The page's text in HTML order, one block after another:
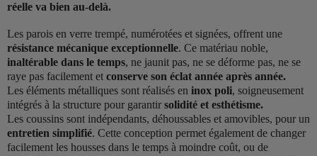
réelle va bien au-delà.
Les parois en verre trempé, numérotées et signées, offrent une
résistance mécanique exceptionnelle. Ce matériau noble,
inaltérable dans le temps, ne jaunit pas, ne se déforme pas, ne se
raye pas facilement et conserve son éclat année après année.
Les éléments métalliques sont réalisés en inox poli, soigneusement
intégrés à la structure pour garantir solidité et esthétisme.
Les coussins sont indépendants, déhoussables et amovibles, pour un
entretien simplifié. Cette conception permet également de changer
facilement les housses dans le temps à moindre coût, ou de